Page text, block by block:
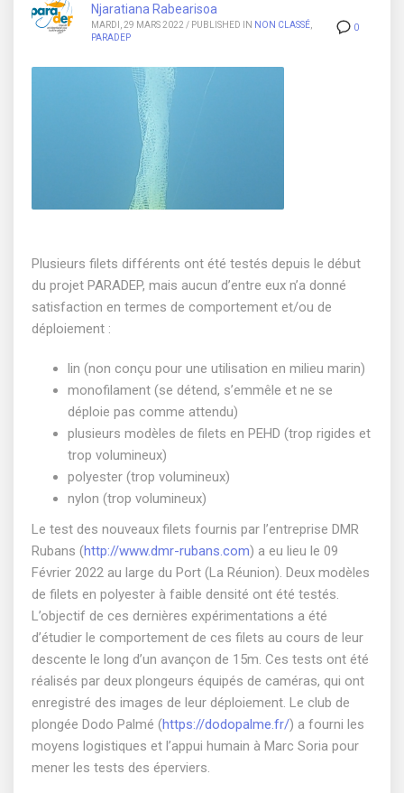
0
Njaratiana Rabearisoa
MARDI, 29 MARS 2022 / PUBLISHED IN NON CLASSÉ
PARADEP
Plusieurs filets différents ont été testés depuis le début
du projet PARADEP, mais aucun d’entre eux n’a donné
satisfaction en termes de comportement et/ou de
déploiement :
lin (non conçu pour une utilisation en milieu marin)
monofilament (se détend, s’emmêle et ne se
déploie pas comme attendu)
plusieurs modèles de filets en PEHD (trop rigides et
trop volumineux)
polyester (trop volumineux)
nylon (trop volumineux)
Le test des nouveaux filets fournis par l’entreprise DMR
Rubans (http://www.dmr-rubans.com) a eu lieu le 09
Février 2022 au large du Port (La Réunion). Deux modèles
de filets en polyester à faible densité ont été testés.
L’objectif de ces dernières expérimentations a été
d’étudier le comportement de ces filets au cours de leur
descente le long d’un avançon de 15m. Ces tests ont été
réalisés par deux plongeurs équipés de caméras, qui ont
enregistré des images de leur déploiement. Le club de
plongée Dodo Palmé (https://dodopalme.fr/) a fourni les
moyens logistiques et l’appui humain à Marc Soria pour
mener les tests des éperviers.